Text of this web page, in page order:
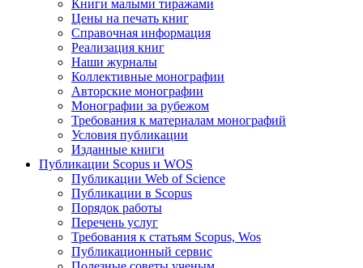
Книги малыми тиражами
Цены на печать книг
Справочная информация
Реализация книг
Наши журналы
Коллективные монографии
Авторские монографии
Монографии за рубежом
Требования к материалам монографий
Условия публикации
Изданные книги
Публикации Scopus и WOS
Публикации Web of Science
Публикации в Scopus
Порядок работы
Перечень услуг
Требования к статьям Scopus, Wos
Публикационный сервис